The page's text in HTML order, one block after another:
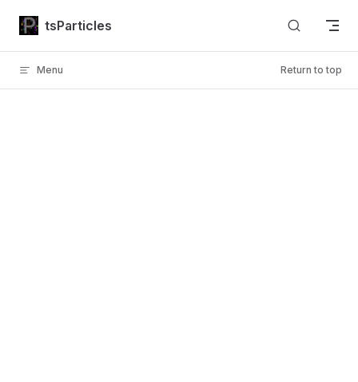
Skip to content
tsParticles
Menu Return to top